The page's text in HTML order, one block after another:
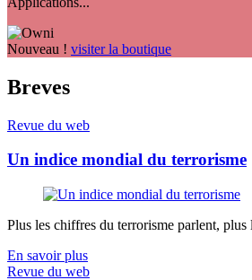
Nouveau ! visiter la boutique
Breves
Revue du web
Un indice mondial du terrorisme
Plus les chiffres du terrorisme parlent,
En savoir plus
Revue du web